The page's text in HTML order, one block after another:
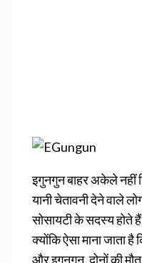
इगुनगुन बाहर अकेले
यानी चेतावनी देने वाले
सोसायटी के सदस्य होते
क्योंकि ऐसा माना जाता
और इगुनगुन, दोनों की मौत